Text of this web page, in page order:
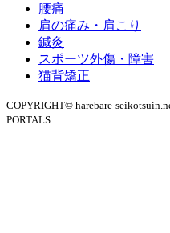
腰痛
肩の痛み・肩こり
鍼灸
スポーツ外傷・障害
猫背矯正
COPYRIGHT© harebare-
PORTALS